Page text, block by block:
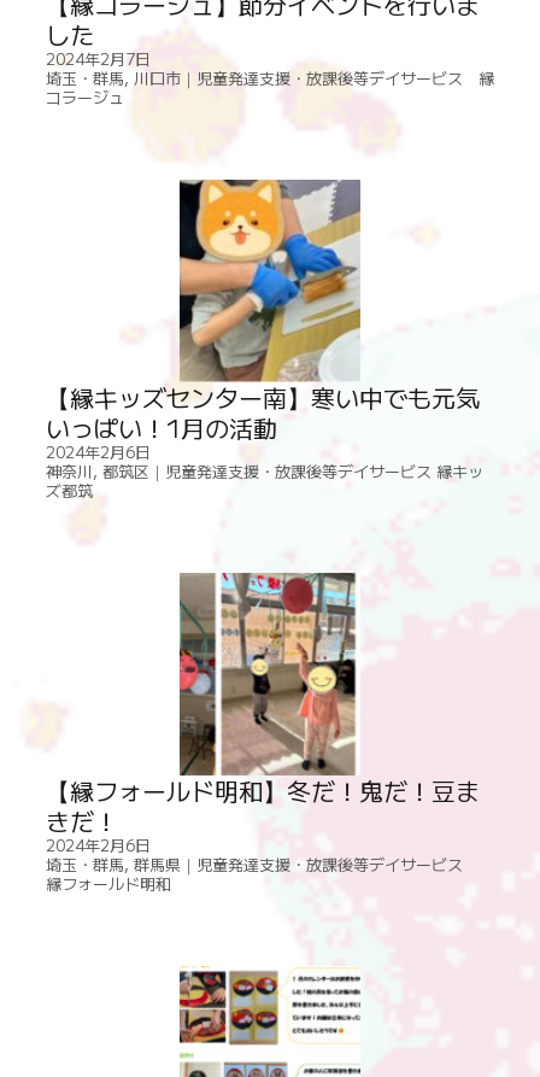
した
2024年2月7日
埼玉・群馬, 川口市｜児童発達支援・放課後等デイサービス 縁
コラージュ
【縁キッズセンター南】寒い中でも元気
いっぱい！1月の活動
2024年2月6日
神奈川, 都筑区｜児童発達支援・放課後等デイサービス 縁キッ
ズ都筑
【縁フォールド明和】冬だ！鬼だ！豆ま
きだ！
2024年2月6日
埼玉・群馬, 群馬県｜児童発達支援・放課後等デイサービス
縁フォールド明和